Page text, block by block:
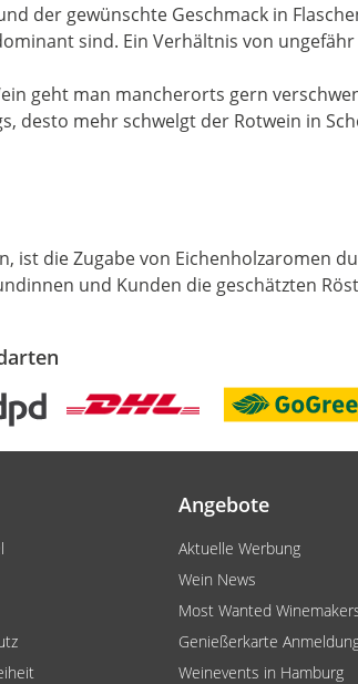
der gewünschte Geschmack in
sind. Ein Verhältnis von ungefähr
geht man mancherorts gern
desto mehr schwelgt der Rotwein in
ist die Zugabe von Eichenholzaromen
und Kunden die geschätzten
Angebote
Aktuelle Werbung
Wein News
Most Wanted
Genießerkarte
Weinevents in Hamburg